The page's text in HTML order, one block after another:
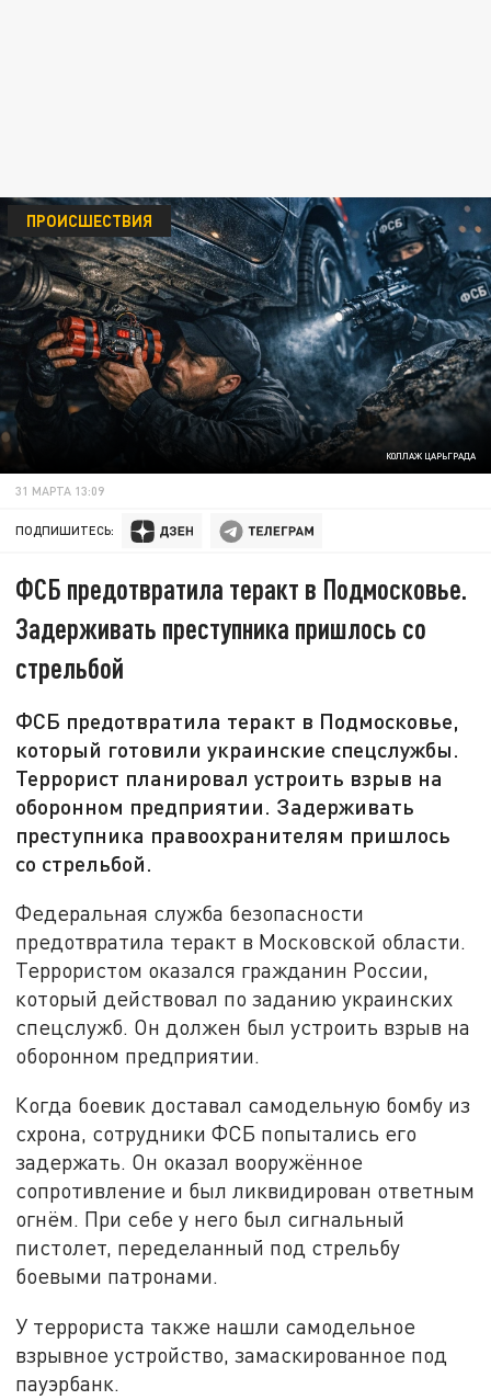
КОЛЛАЖ ЦАРЬГРАДА
ПРОИСШЕСТВИЯ
31 МАРТА 13:09
ПОДПИШИТЕСЬ:
ФСБ предотвратила теракт в Подмосковье.
Задерживать преступника пришлось со
стрельбой
ФСБ предотвратила теракт в Подмосковье,
который готовили украинские спецслужбы.
Террорист планировал устроить взрыв на
оборонном предприятии. Задерживать
преступника правоохранителям пришлось
со стрельбой.
Федеральная служба безопасности
предотвратила теракт в Московской области.
Террористом оказался гражданин России,
который действовал по заданию украинских
спецслужб. Он должен был устроить взрыв на
оборонном предприятии.
Когда боевик доставал самодельную бомбу из
схрона, сотрудники ФСБ попытались его
задержать. Он оказал вооружённое
сопротивление и был ликвидирован ответным
огнём. При себе у него был сигнальный
пистолет, переделанный под стрельбу
боевыми патронами.
У террориста также нашли самодельное
взрывное устройство, замаскированное под
пауэрбанк.